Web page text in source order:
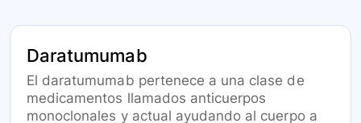
Daratumumab
El daratumumab pertenece a una clase de
medicamentos llamados anticuerpos
monoclonales y actual ayudando al cuerpo a